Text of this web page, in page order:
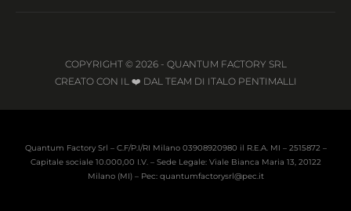
COPYRIGHT © 2026 - QUANTUM FACTORY SRL
CREATO CON IL ❤️ DAL TEAM DI ITALO PENTIMALLI
Quantum Factory Srl – C.F/P.I/RI Milano 03908920980 il R.E.A. MI – 2515872 –
Capitale sociale 10.000,00 I.V. – Sede Legale: Viale Bianca Maria 13, 20122
Milano (MI) – Pec: quantumfactorysrl@pec.it